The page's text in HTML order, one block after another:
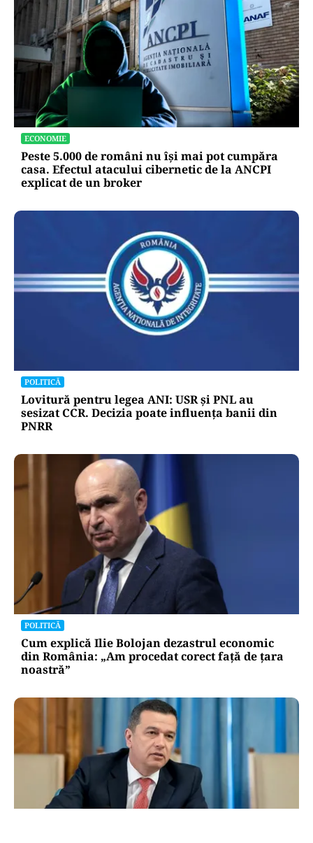
ECONOMIE
Peste 5.000 de români nu își mai pot cumpăra
casa. Efectul atacului cibernetic de la ANCPI
explicat de un broker
POLITICĂ
Lovitură pentru legea ANI: USR și PNL au
sesizat CCR. Decizia poate influența banii din
PNRR
POLITICĂ
Cum explică Ilie Bolojan dezastrul economic
din România: „Am procedat corect față de țara
noastră”